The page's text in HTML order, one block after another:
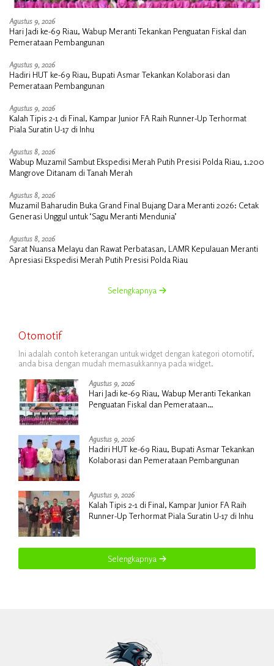
Agustus 9, 2026
Hari Jadi ke-69 Riau, Wabup Meranti Tekankan Penguatan Fiskal dan
Pemerataan Pembangunan
Agustus 9, 2026
Hadiri HUT ke-69 Riau, Bupati Asmar Tekankan Kolaborasi dan
Pemerataan Pembangunan
Agustus 9, 2026
Kalah Tipis 2-1 di Final, Kampar Junior FA Raih Runner-Up Terhormat
Piala Suratin U-17 di Inhu
Agustus 8, 2026
Wabup Muzamil Sambut Ekspedisi Merah Putih Presisi Polda Riau, 1.200
Mangrove Ditanam di Tanah Merah
Agustus 8, 2026
Muzamil Baharudin Buka Grand Final Bujang Dara Meranti 2026: Cetak
Generasi Unggul untuk ‘Sagu Meranti Mendunia’
Agustus 8, 2026
Sarat Nuansa Melayu dan Rawat Perbatasan, LAMR Kepulauan Meranti
Apresiasi Ekspedisi Merah Putih Presisi Polda Riau
Selengkapnya
Otomotif
Ini adalah contoh keterangan untuk widget dengan kategori otomotif,
anda bisa dengan mudah memasukkannya pada widget.
Agustus 9, 2026
Hari Jadi ke-69 Riau, Wabup Meranti Tekankan
Penguatan Fiskal dan Pemerataan
Agustus 9, 2026
Hadiri HUT ke-69 Riau, Bupati Asmar Tekankan
Kolaborasi dan Pemerataan Pembangunan
Agustus 9, 2026
Kalah Tipis 2-1 di Final, Kampar Junior FA Raih
Runner-Up Terhormat Piala Suratin U-17 di Inhu
Selengkapnya